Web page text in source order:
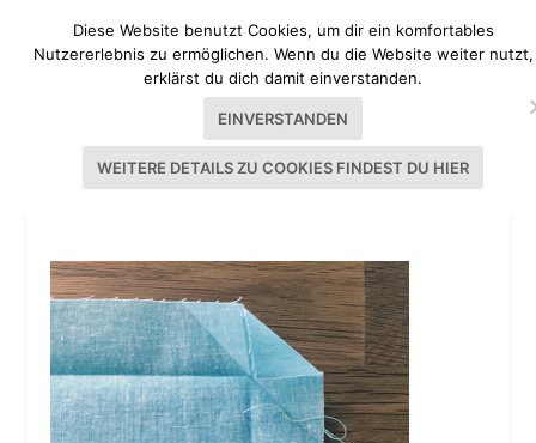
Diese Website benutzt Cookies, um dir ein komfortables
Nutzererlebnis zu ermöglichen. Wenn du die Website weiter nutzt,
erklärst du dich damit einverstanden.
EINVERSTANDEN
WEITERE DETAILS ZU COOKIES FINDEST DU HIER